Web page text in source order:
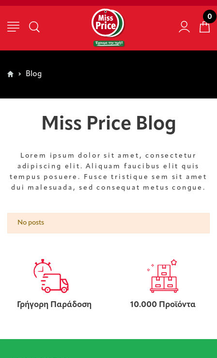
0
Blog
Miss Price Blog
Lorem ipsum dolor sit amet, consectetur
adipiscing elit. Aliquam faucibus elit quis
tempus posuere. Fusce tristique sem sit amet
dui malesuada, sed consequat metus congue.
No posts
Γρήγορη Παράδοση 10.000 Προϊόντα